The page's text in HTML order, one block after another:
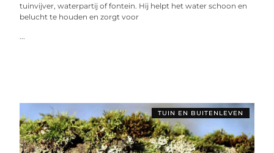
tuinvijver, waterpartij of fontein. Hij helpt het water schoon en
belucht te houden en zorgt voor
...
TUIN EN BUITENLEVEN